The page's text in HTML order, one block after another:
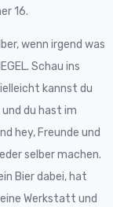
16.
wenn irgend was
Schau ins
kannst du
du hast im
hey, Freunde und
selber machen.
Bier dabei, hat
Werkstatt und